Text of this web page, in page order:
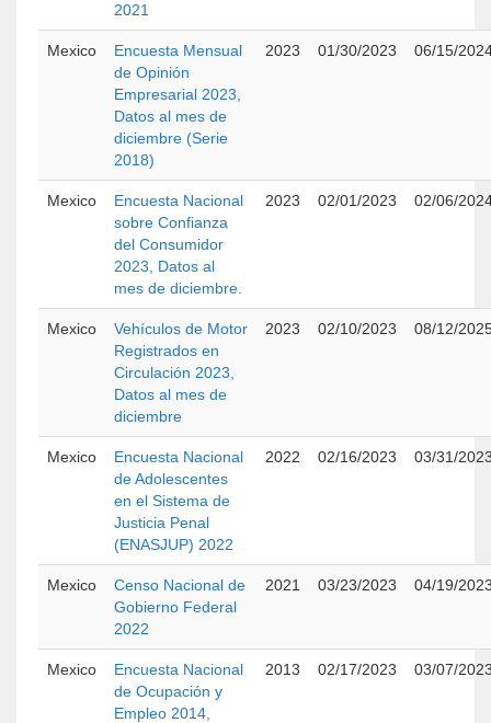
2021
Mexico
Encuesta Mensual
de Opinión
Empresarial 2023,
Datos al mes de
diciembre (Serie
2018)
2023 01/30/2023 06/15/
Mexico
Encuesta Nacional
sobre Confianza
del Consumidor
2023, Datos al
mes de diciembre.
2023 02/01/2023 02/06/
Mexico
Vehículos de Motor
Registrados en
Circulación 2023,
Datos al mes de
diciembre
2023 02/10/2023 08/12/
Mexico
Encuesta Nacional
de Adolescentes
en el Sistema de
Justicia Penal
(ENASJUP) 2022
2022 02/16/2023 03/31/
Mexico
Censo Nacional de
Gobierno Federal
2022
2021 03/23/2023 04/19/
Mexico
Encuesta Nacional
de Ocupación y
Empleo 2014,
2013 02/17/2023 03/07/